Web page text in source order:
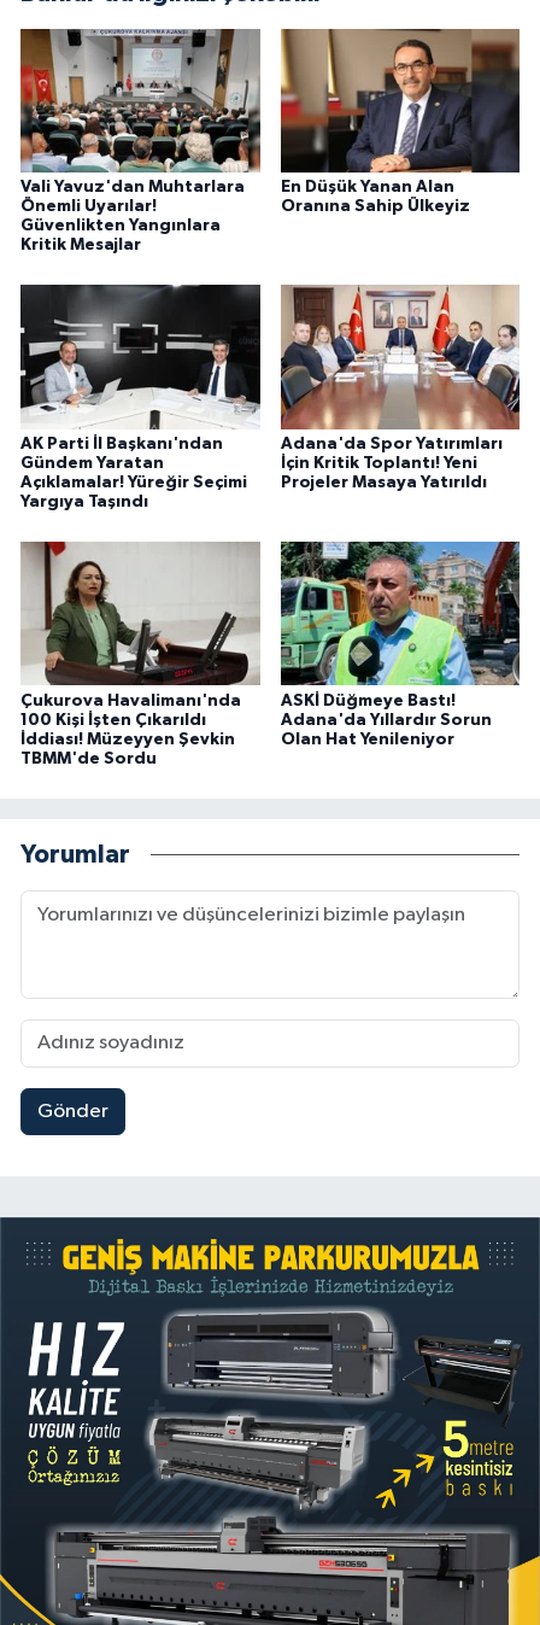
Vali Yavuz'dan Muhtarlara
Önemli Uyarılar!
Güvenlikten Yangınlara
Kritik Mesajlar
En Düşük Yanan Alan
Oranına Sahip Ülkeyiz
AK Parti İl Başkanı'ndan
Gündem Yaratan
Açıklamalar! Yüreğir Seçimi
Yargıya Taşındı
Adana'da Spor Yatırımları
İçin Kritik Toplantı! Yeni
Projeler Masaya Yatırıldı
Çukurova Havalimanı'nda
100 Kişi İşten Çıkarıldı
İddiası! Müzeyyen Şevkin
TBMM'de Sordu
ASKİ Düğmeye Bastı!
Adana'da Yıllardır Sorun
Olan Hat Yenileniyor
Yorumlar
Gönder